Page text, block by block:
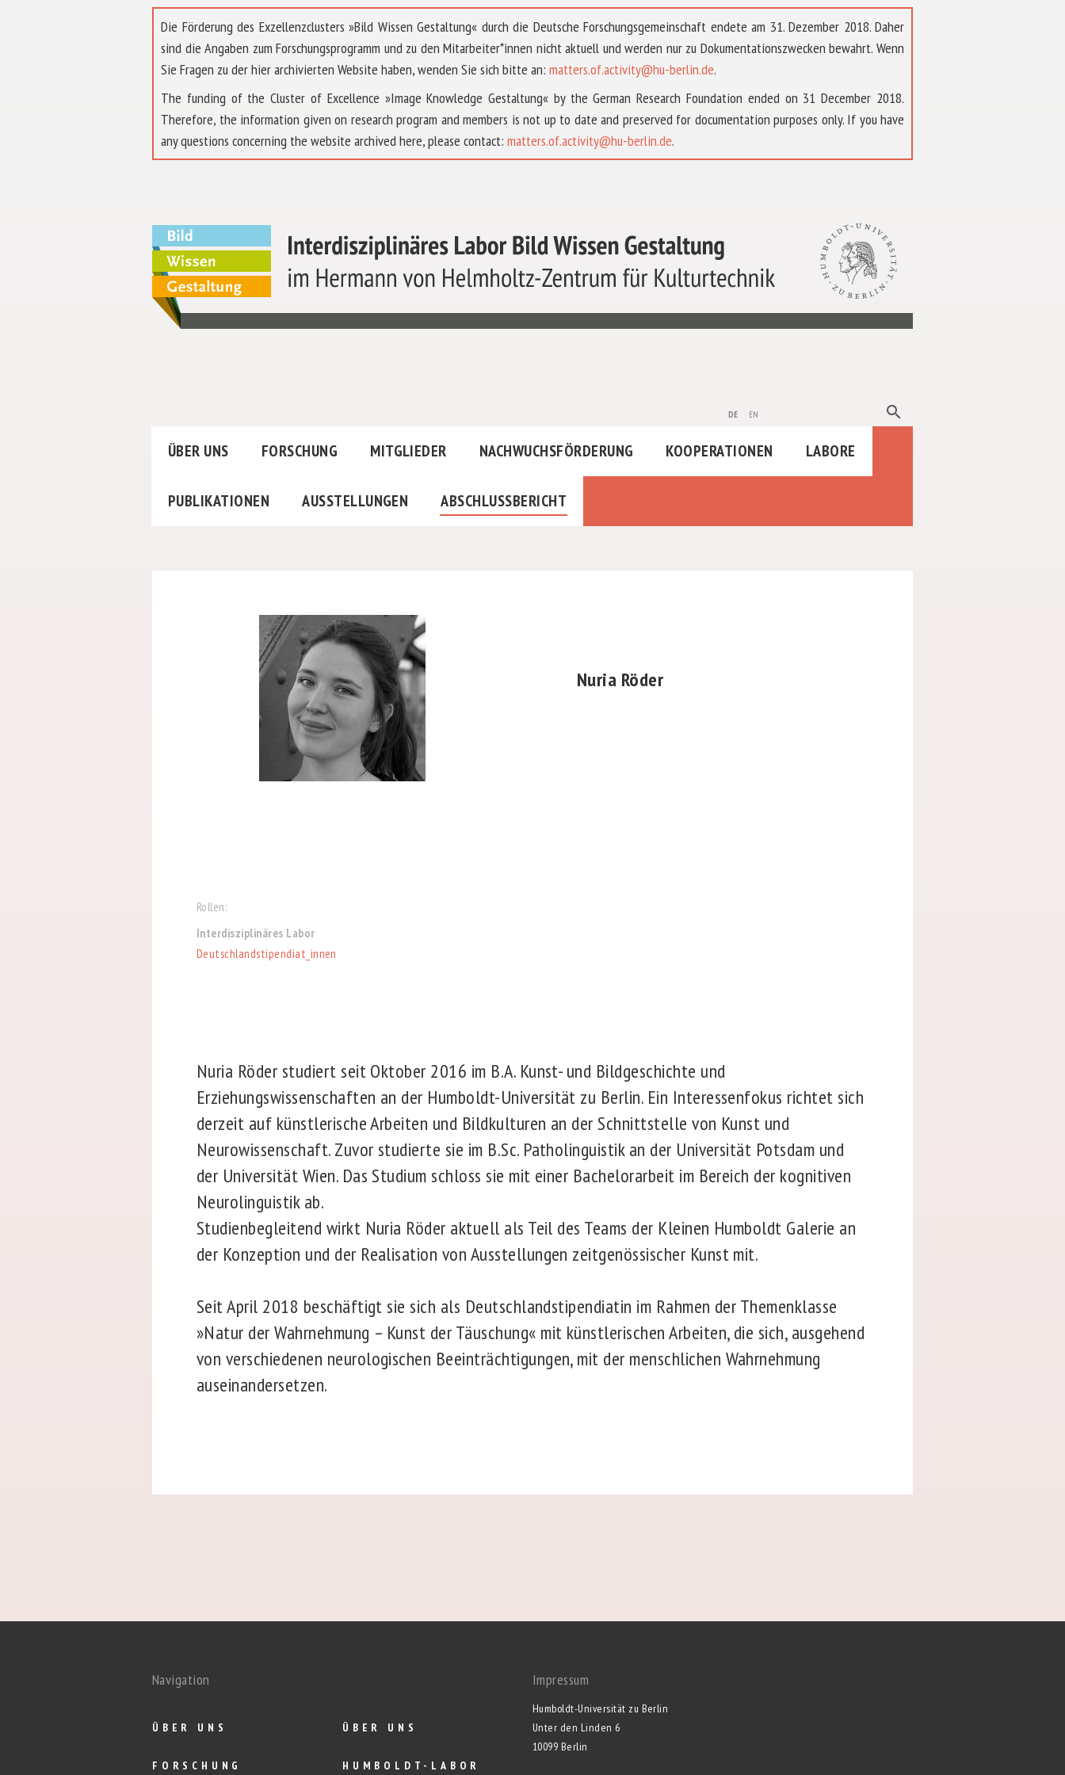
Die Förderung des Exzellenzclusters »Bild Wissen Gestaltung« durch die Deutsche Forschungsgemeinschaft endete am 31. Dezember 2018. Daher
sind die Angaben zum Forschungsprogramm und zu den Mitarbeiter*innen nicht aktuell und werden nur zu Dokumentationszwecken bewahrt. Wenn
Sie Fragen zu der hier archivierten Website haben, wenden Sie sich bitte an: matters.of.activity@hu-berlin.de.
The funding of the Cluster of Excellence »Image Knowledge Gestaltung« by the German Research Foundation ended on 31 December 2018.
Therefore, the information given on research program and members is not up to date and preserved for documentation purposes only. If you have
any questions concerning the website archived here, please contact: matters.of.activity@hu-berlin.de.
de en search
ÜBER UNS FORSCHUNG MITGLIEDER NACHWUCHSFÖRDERUNG KOOPERATIONEN LABORE
PUBLIKATIONEN AUSSTELLUNGEN ABSCHLUSSBERICHT
Nuria Röder
Rollen:
Interdisziplinäres Labor
Deutschlandstipendiat_innen
Nuria Röder studiert seit Oktober 2016 im B.A. Kunst- und Bildgeschichte und
Erziehungswissenschaften an der Humboldt-Universität zu Berlin. Ein Interessenfokus richtet sich
derzeit auf künstlerische Arbeiten und Bildkulturen an der Schnittstelle von Kunst und
Neurowissenschaft. Zuvor studierte sie im B.Sc. Patholinguistik an der Universität Potsdam und
der Universität Wien. Das Studium schloss sie mit einer Bachelorarbeit im Bereich der kognitiven
Neurolinguistik ab.
Studienbegleitend wirkt Nuria Röder aktuell als Teil des Teams der Kleinen Humboldt Galerie an
der Konzeption und der Realisation von Ausstellungen zeitgenössischer Kunst mit.
Seit April 2018 beschäftigt sie sich als Deutschlandstipendiatin im Rahmen der Themenklasse
»Natur der Wahrnehmung – Kunst der Täuschung« mit künstlerischen Arbeiten, die sich, ausgehend
von verschiedenen neurologischen Beeinträchtigungen, mit der menschlichen Wahrnehmung
auseinandersetzen.
Navigation
ÜBER UNS
FORSCHUNG
ÜBER UNS
HUMBOLDT-LABOR
Impressum
Humboldt-Universität zu Berlin
Unter den Linden 6
10099 Berlin